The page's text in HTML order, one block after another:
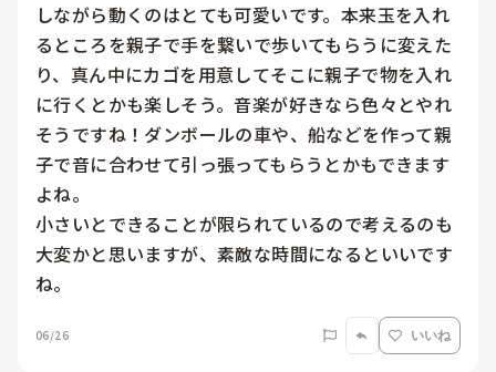
しながら動くのはとても可愛いです。本来玉を入れ
るところを親子で手を繋いで歩いてもらうに変えた
り、真ん中にカゴを用意してそこに親子で物を入れ
に行くとかも楽しそう。音楽が好きなら色々とやれ
そうですね！ダンボールの車や、船などを作って親
子で音に合わせて引っ張ってもらうとかもできます
よね。
小さいとできることが限られているので考えるのも
大変かと思いますが、素敵な時間になるといいです
ね。
06/26 いいね